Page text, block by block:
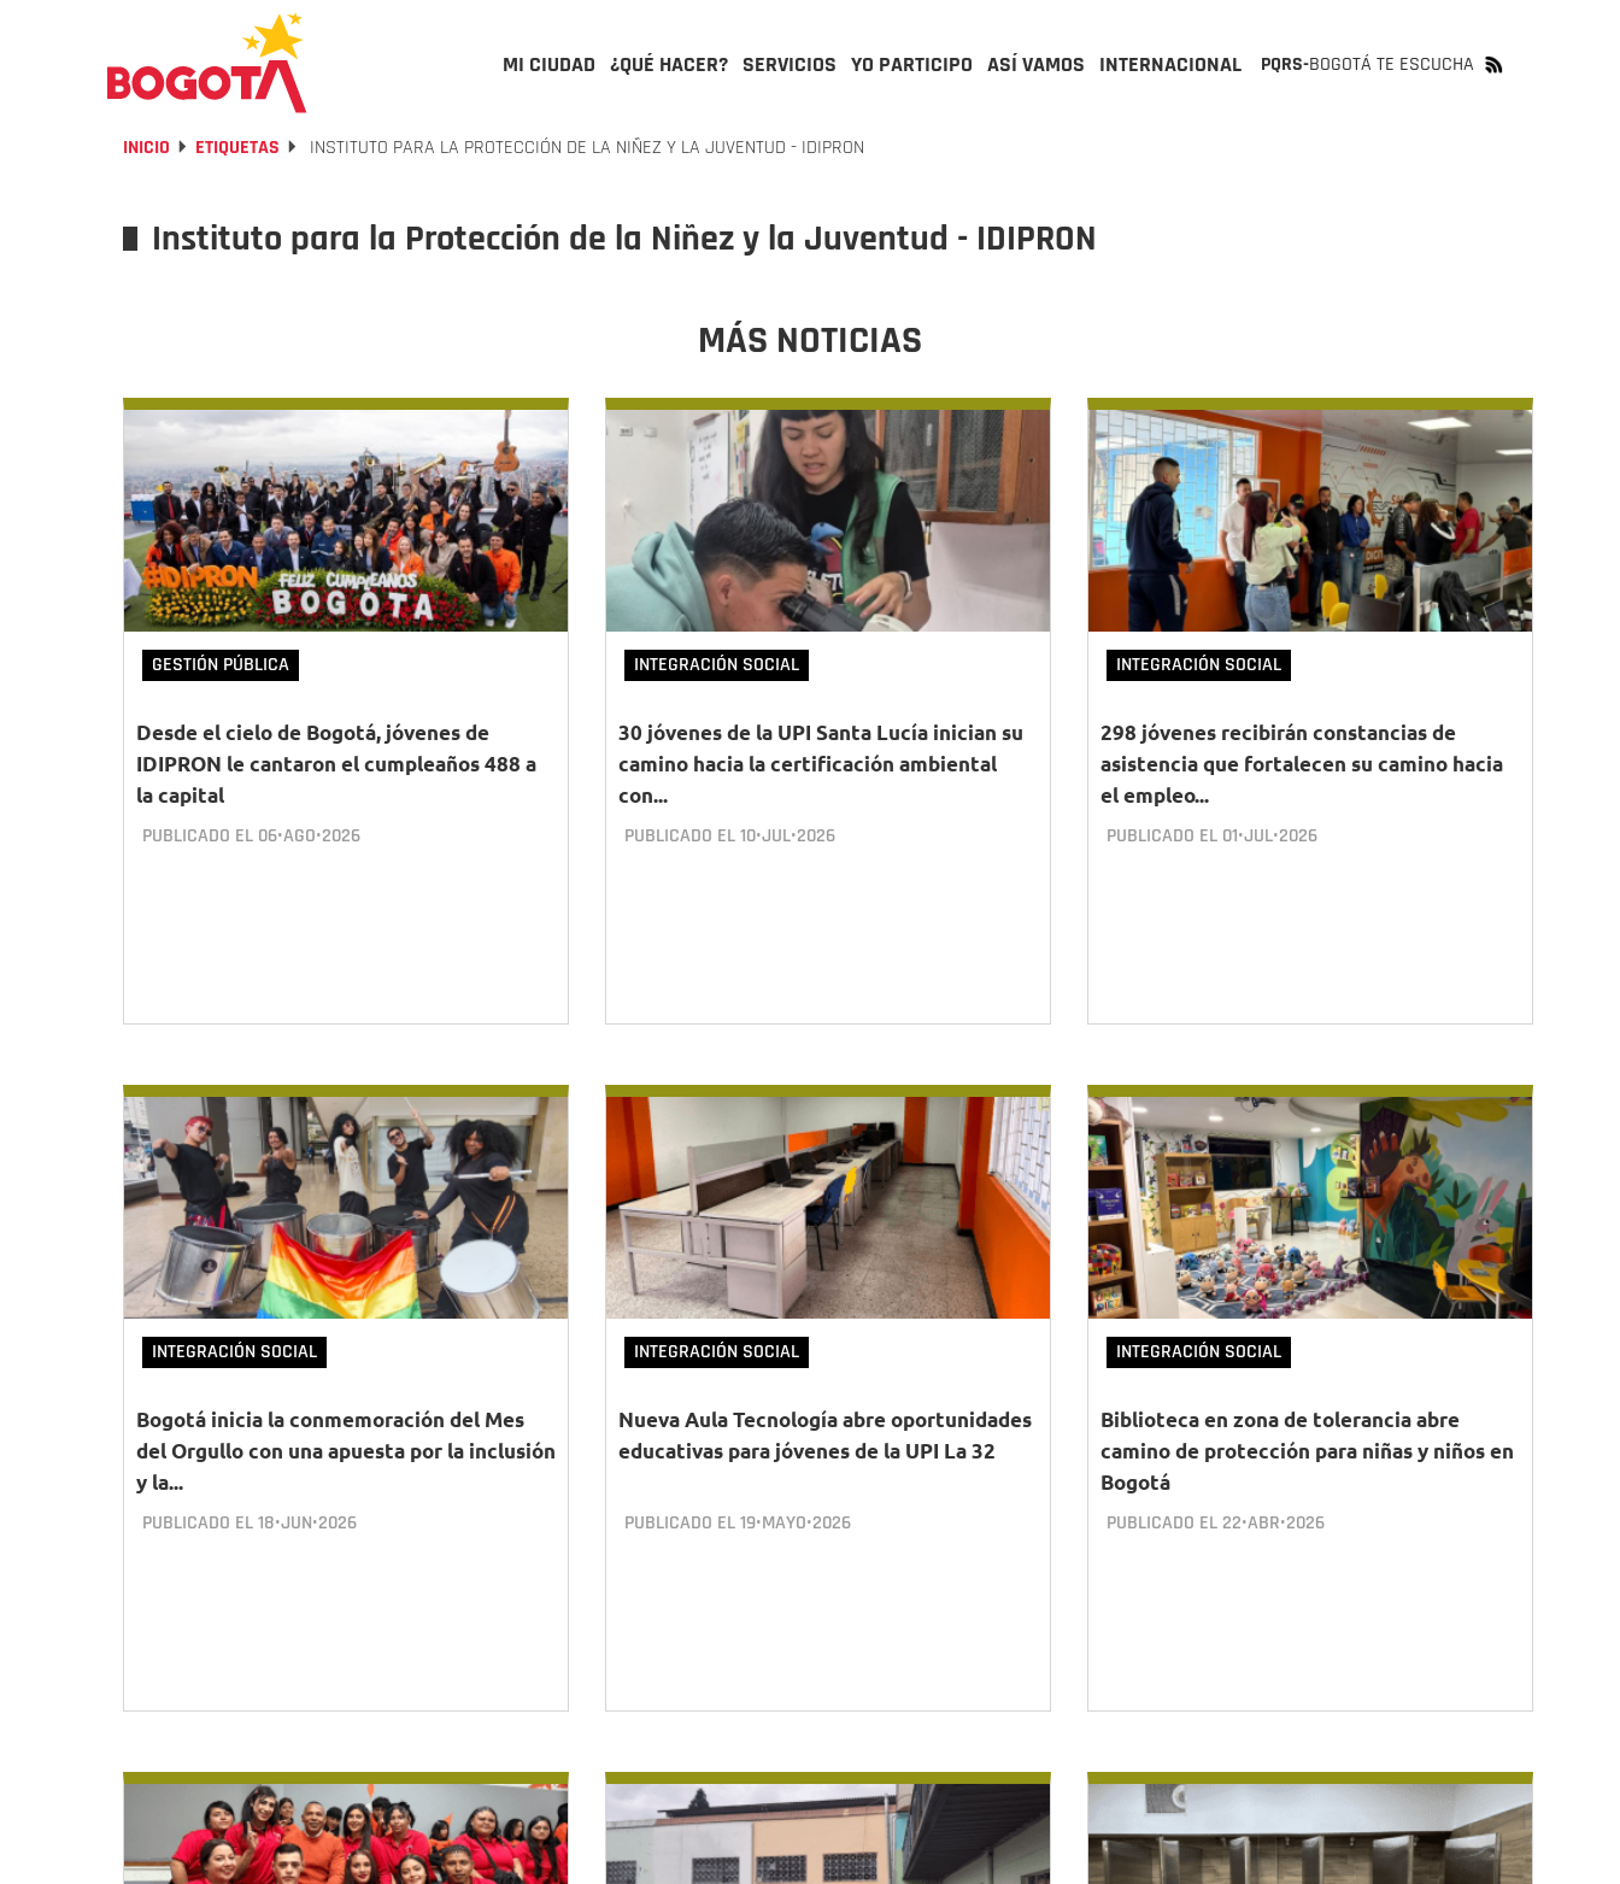
MI CIUDAD ¿QUÉ HACER? SERVICIOS YO PARTICIPO ASÍ VAMOS INTERNACIONAL PQRS-BOGOTÁ TE ESCUCHA
INICIO ETIQUETAS INSTITUTO PARA LA PROTECCIÓN DE LA NIÑEZ Y LA JUVENTUD - IDIPRON
Instituto para la Protección de la Niñez y la Juventud - IDIPRON
MÁS NOTICIAS
GESTIÓN PÚBLICA
Desde el cielo de Bogotá, jóvenes de
IDIPRON le cantaron el cumpleaños 488 a
la capital
PUBLICADO EL 06•AGO•2026
INTEGRACIÓN SOCIAL
30 jóvenes de la UPI Santa Lucía inician su
camino hacia la certificación ambiental
con...
PUBLICADO EL10•JUL•2026
INTEGRACIÓN SOCIAL
298 jóvenes recibirán constancias de
asistencia que fortalecen su camino hacia
el empleo...
PUBLICADO EL 01•JUL•2026
INTEGRACIÓN SOCIAL
Bogotá inicia la conmemoración del Mes
del Orgullo con una apuesta por la inclusión
y la...
PUBLICADO EL18•JUN•2026
INTEGRACIÓN SOCIAL
Nueva Aula Tecnología abre oportunidades
educativas para jóvenes de la UPI La 32
PUBLICADO EL19•MAYO•2026
INTEGRACIÓN SOCIAL
Biblioteca en zona de tolerancia abre
camino de protección para niñas y niños en
Bogotá
PUBLICADO EL 22•ABR•2026